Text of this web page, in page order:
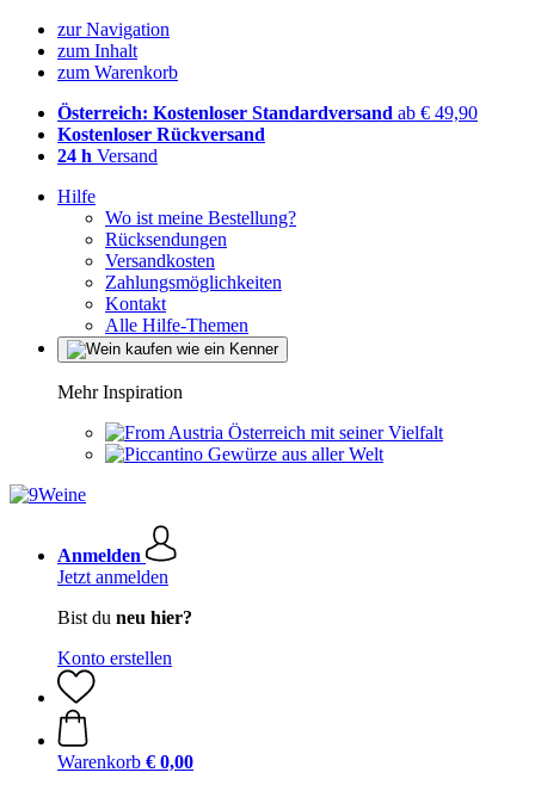
zur Navigation
zum Inhalt
zum Warenkorb
Österreich: Kostenloser Standardversand ab € 49,90
Kostenloser Rückversand
24 h Versand
Hilfe
Wo ist meine Bestellung?
Rücksendungen
Versandkosten
Zahlungsmöglichkeiten
Kontakt
Alle Hilfe-Themen
Mehr Inspiration
Österreich mit seiner Vielfalt
Gewürze aus aller Welt
Anmelden
Jetzt anmelden
Bist du neu hier?
Konto erstellen
Warenkorb € 0,00